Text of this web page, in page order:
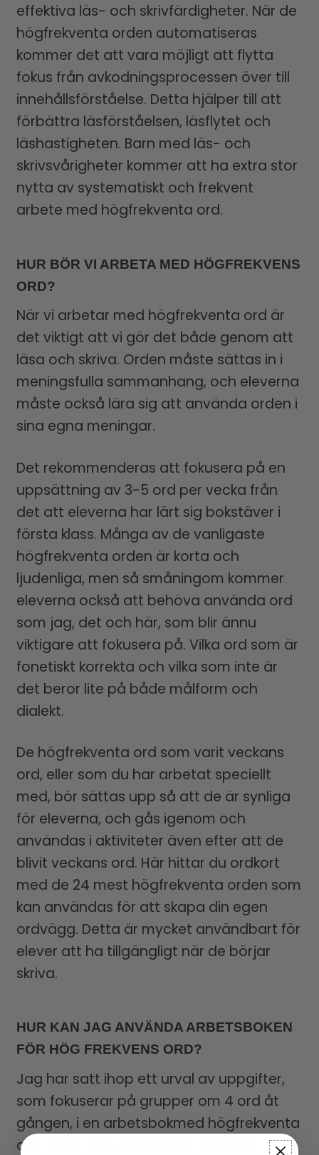
effektiva läs- och skrivfärdigheter. När de
högfrekventa orden automatiseras
kommer det att vara möjligt att flytta
fokus från avkodningsprocessen över till
innehållsförståelse. Detta hjälper till att
förbättra läsförståelsen, läsflytet och
läshastigheten. Barn med läs- och
skrivsvårigheter kommer att ha extra stor
nytta av systematiskt och frekvent
arbete med högfrekventa ord.
HUR BÖR VI ARBETA MED HÖGFREKVENS
ORD?
När vi arbetar med högfrekventa ord är
det viktigt att vi gör det både genom att
läsa och skriva. Orden måste sättas in i
meningsfulla sammanhang, och eleverna
måste också lära sig att använda orden i
sina egna meningar.
Det rekommenderas att fokusera på en
uppsättning av 3-5 ord per vecka från
det att eleverna har lärt sig bokstäver i
första klass. Många av de vanligaste
högfrekventa orden är korta och
ljudenliga, men så småningom kommer
eleverna också att behöva använda ord
som jag, det och här, som blir ännu
viktigare att fokusera på. Vilka ord som är
fonetiskt korrekta och vilka som inte är
det beror lite på både målform och
dialekt.
De högfrekventa ord som varit veckans
ord, eller som du har arbetat speciellt
med, bör sättas upp så att de är synliga
för eleverna, och gås igenom och
användas i aktiviteter även efter att de
blivit veckans ord. Här hittar du ordkort
med de 24 mest högfrekventa orden som
kan användas för att skapa din egen
ordvägg. Detta är mycket användbart för
elever att ha tillgängligt när de börjar
skriva.
HUR KAN JAG ANVÄNDA ARBETSBOKEN
FÖR HÖG FREKVENS ORD?
Jag har satt ihop ett urval av uppgifter,
som fokuserar på grupper om 4 ord åt
gången, i en arbetsbokmed högfrekventa
ord. Arken kan sättas ihop till häften eller